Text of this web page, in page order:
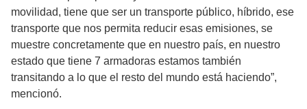
movilidad, tiene que ser un transporte público, híbrido, ese
transporte que nos permita reducir esas emisiones, se
muestre concretamente que en nuestro país, en nuestro
estado que tiene 7 armadoras estamos también
transitando a lo que el resto del mundo está haciendo”,
mencionó.